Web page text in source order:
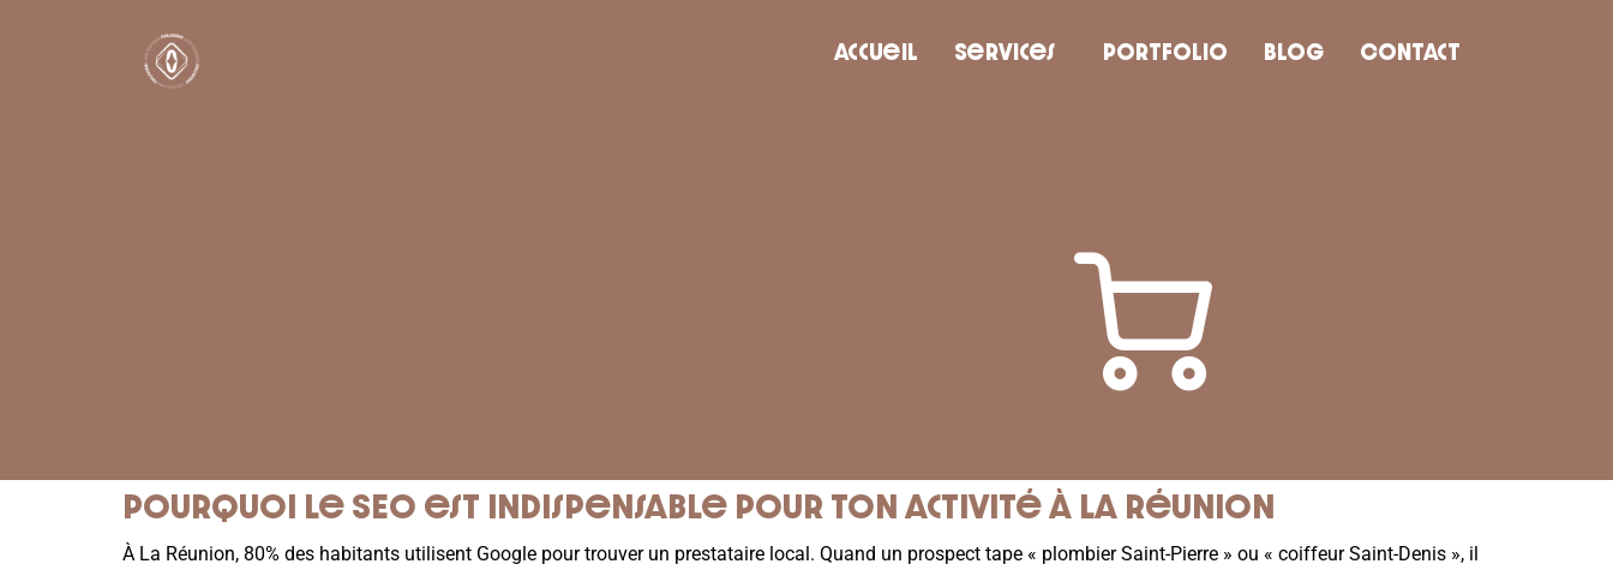
Accueil Services Portfolio Blog Contact
Pourquoi le SEO est indispensable pour ton activité à La Réunion
À La Réunion, 80% des habitants utilisent Google pour trouver un prestataire local. Quand un prospect tape « plombier Saint-Pierre » ou « coiffeur Saint-Denis », il